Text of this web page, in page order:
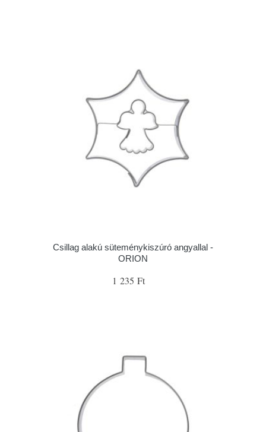
Csillag alakú süteménykiszúró angyallal -
ORION
1 235 Ft